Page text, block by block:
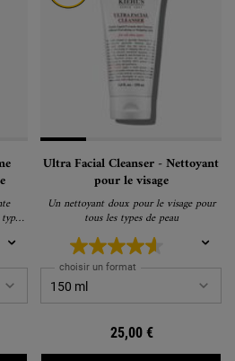
Ultra Facial Cleanser - Nettoyant
pour le visage
Un nettoyant doux pour le visage pour
tous les types de peau
choisir un format
25,00 €